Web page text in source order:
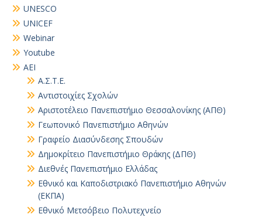
UNESCO
UNICEF
Webinar
Youtube
ΑΕΙ
Α.Σ.Τ.Ε.
Αντιστοιχίες Σχολών
Αριστοτέλειο Πανεπιστήμιο Θεσσαλονίκης (ΑΠΘ)
Γεωπονικό Πανεπιστήμιο Αθηνών
Γραφείο Διασύνδεσης Σπουδών
Δημοκρίτειο Πανεπιστήμιο Θράκης (ΔΠΘ)
Διεθνές Πανεπιστήμιο Ελλάδας
Εθνικό και Καποδιστριακό Πανεπιστήμιο Αθηνών
(ΕΚΠΑ)
Εθνικό Μετσόβειο Πολυτεχνείο